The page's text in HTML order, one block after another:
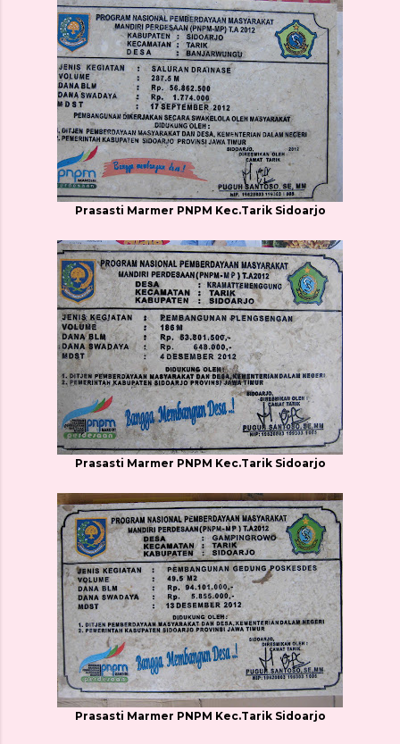
Prasasti Marmer PNPM Kec.Tarik Sidoarjo
Prasasti Marmer PNPM Kec.Tarik Sidoarjo
Prasasti Marmer PNPM Kec.Tarik Sidoarjo